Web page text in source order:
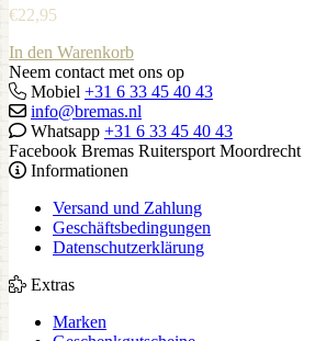
€22,95
In den Warenkorb
Neem contact met ons op
Mobiel +31 6 33 45 40 43
info@bremas.nl
Whatsapp +31 6 33 45 40 43
Facebook Bremas Ruitersport Moordrecht
Informationen
Versand und Zahlung
Geschäftsbedingungen
Datenschutzerklärung
Extras
Marken